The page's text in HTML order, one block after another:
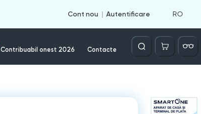
Cont nou Autentificare RO
Contribuabil onest 2026 Contacte
Căutare